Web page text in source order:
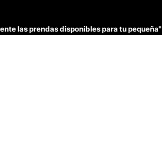
las prendas disponibles para tu pequeña"